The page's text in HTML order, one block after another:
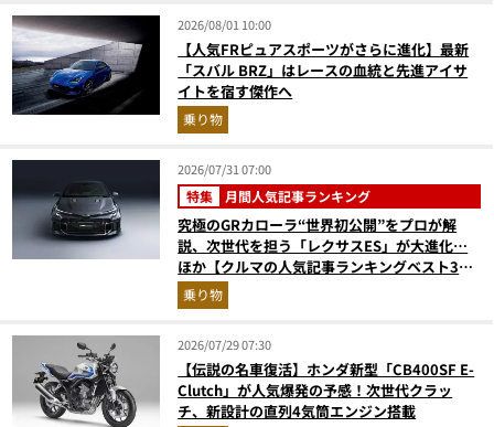
2026/08/01 10:00
【人気FRピュアスポーツがさらに進化】最新
「スバル BRZ」はレースの血統と先進アイサ
イトを宿す傑作へ
乗り物
2026/07/31 07:00
特集 月間人気記事ランキング
究極のGRカローラ“世界初公開”をプロが解
説、次世代を担う「レクサスES」が大進化…
ほか【クルマの人気記事ランキングベスト3】
（2026年6月版）
乗り物
2026/07/29 07:30
【伝説の名車復活】ホンダ新型「CB400SF E-
Clutch」が人気爆発の予感！次世代クラッ
チ、新設計の直列4気筒エンジン搭載